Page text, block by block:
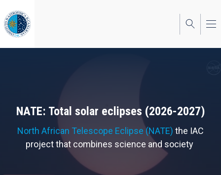
to
main
content
NATE: Total solar eclipses (2026-2027)
North African Telescope Eclipse (NATE) the IAC
project that combines science and society